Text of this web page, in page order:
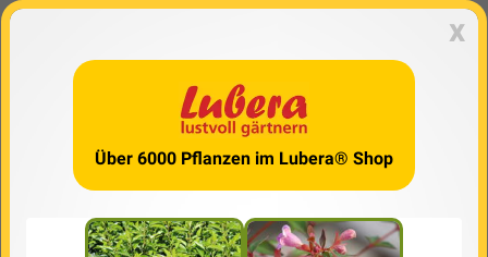
x
Über 6000 Pflanzen im Lubera® Shop